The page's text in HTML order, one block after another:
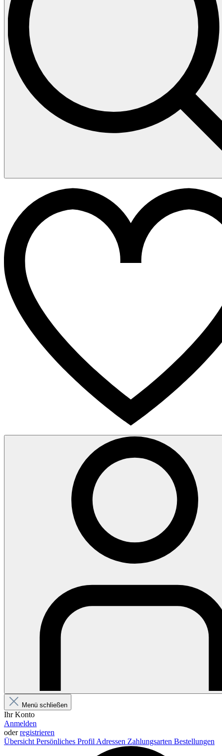
Menü schließen
Ihr Konto
Anmelden
oderregistrieren
Übersicht Persönliches Profil Adressen Zahlungsarten Bestellungen